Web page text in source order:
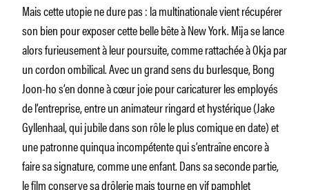
Mais cette utopie ne dure pas : la multinationale vient récupérer
son bien pour exposer cette belle bête à New York. Mija se lance
alors furieusement à leur poursuite, comme rattachée à Okja par
un cordon ombilical. Avec un grand sens du burlesque, Bong
Joon-ho s’en donne à cœur joie pour caricaturer les employés
de l’entreprise, entre un animateur ringard et hystérique (Jake
Gyllenhaal, qui jubile dans son rôle le plus comique en date) et
une patronne quinqua incompétente qui s’entraîne encore à
faire sa signature, comme une enfant. Dans sa seconde partie,
le film conserve sa drôlerie mais tourne en vif pamphlet